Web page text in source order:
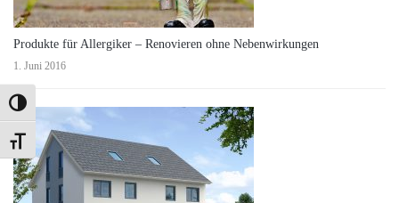
Umschalten auf hohe Kontraste
Schrift vergrößern
Produkte für Allergiker – Renovieren ohne Nebenwirkungen
1. Juni 2016